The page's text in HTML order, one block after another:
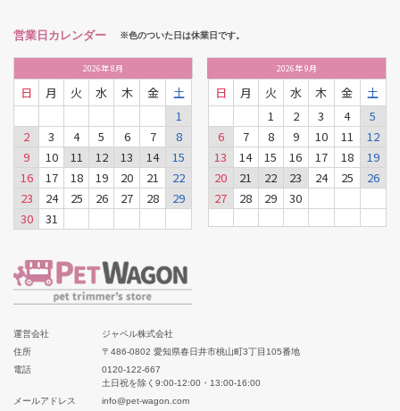
営業日カレンダー ※色のついた日は休業日です。
2026年8月
日 月 火 水 木 金
土
1
2
3 4 5 6 7
8
9
10 11 12 13 14
15
16
17 18 19 20 21
22
23
24 25 26 27 28
29
30
31
2026年9月
日 月 火 水 木 金
土
1
2 3 4
5
6
7 8 9 10 11
12
13
14 15 16 17 18
19
20
21 22 23 24 25
26
27
28 29 30
運営会社
ジャペル株式会社
住所
〒486-0802 愛知県春日井市桃山町3丁目105番地
電話
0120-122-667
土日祝を除く9:00-12:00・13:00-16:00
メールアドレス
info@pet-wagon.com